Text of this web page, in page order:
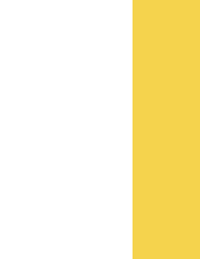
4대보
세금
홈택스
2. 여
종합소